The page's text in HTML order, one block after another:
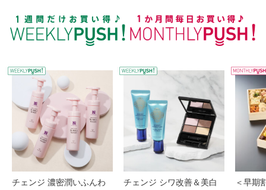
WEEKLY PUSH
チェンジ 濃密潤いふんわ
チェンジ シワ改善＆美白
＜早期